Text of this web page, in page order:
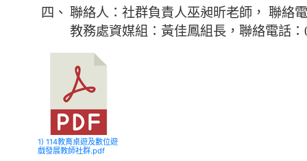
四、 聯絡人：社群負責人巫昶昕老師， 聯絡
教務處資媒組：黃佳鳳組長，聯絡電話：
1) 114教育桌遊及數位遊
戲發展教師社群.pdf